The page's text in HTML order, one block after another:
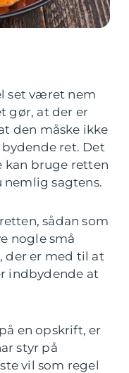
set været nem
gør, at der er
den måske ikke
ret. Det
kan bruge retten
sagtens.
sådan som
nogle små
er med til at
indbydende at
en opskrift, er
styr på
vil som regel